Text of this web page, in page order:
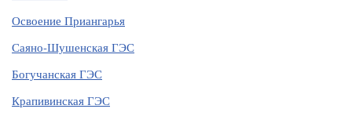
Освоение Приангарья
Саяно-Шушенская ГЭС
Богучанская ГЭС
Крапивинская ГЭС